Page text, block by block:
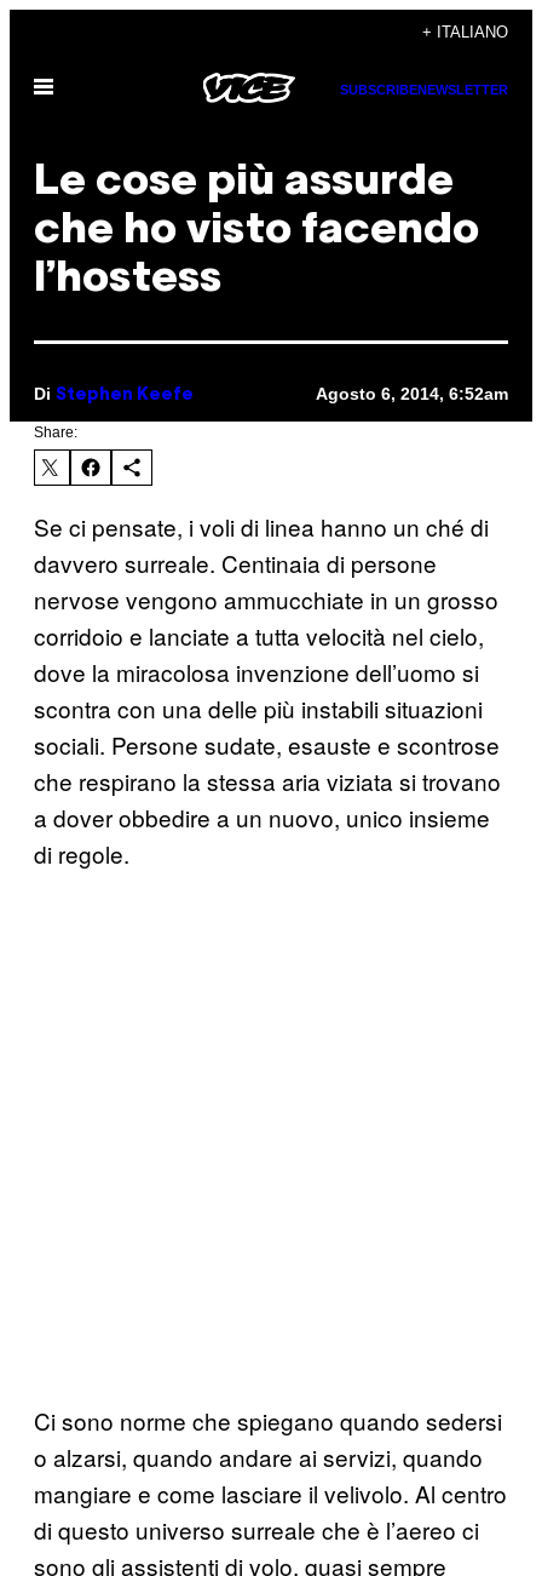
contenuto
+ ITALIANO
Apri
SUBSCRIBENEWSLETTER
Le cose più assurde
che ho visto facendo
l’hostess
Di Stephen Keefe Agosto 6, 2014, 6:52am
Share:
Se ci pensate, i voli di linea hanno un ché di
davvero surreale. Centinaia di persone
nervose vengono ammucchiate in un grosso
corridoio e lanciate a tutta velocità nel cielo,
dove la miracolosa invenzione dell’uomo si
scontra con una delle più instabili situazioni
sociali. Persone sudate, esauste e scontrose
che respirano la stessa aria viziata si trovano
a dover obbedire a un nuovo, unico insieme
di regole.
Ci sono norme che spiegano quando sedersi
o alzarsi, quando andare ai servizi, quando
mangiare e come lasciare il velivolo. Al centro
di questo universo surreale che è l’aereo ci
sono gli assistenti di volo, quasi sempre